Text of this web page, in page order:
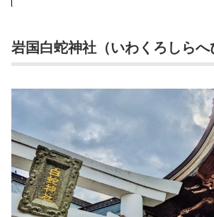
岩国白蛇神社（いわくろしらへ